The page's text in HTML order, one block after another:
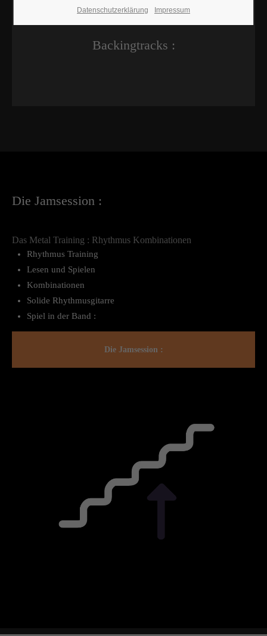
Backingtracks :
Die Jamsession :
Das Metal Training : Rhythmus Kombinationen
Rhythmus Training
Lesen und Spielen
Kombinationen
Solide Rhythmusgitarre
Spiel in der Band :
Die Jamsession :
Datenschutzerklärung Impressum